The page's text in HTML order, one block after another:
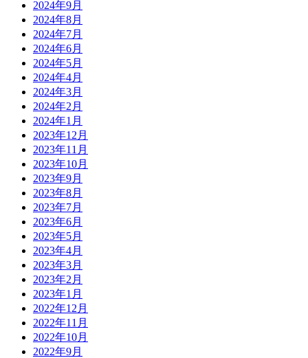
2024年9月
2024年8月
2024年7月
2024年6月
2024年5月
2024年4月
2024年3月
2024年2月
2024年1月
2023年12月
2023年11月
2023年10月
2023年9月
2023年8月
2023年7月
2023年6月
2023年5月
2023年4月
2023年3月
2023年2月
2023年1月
2022年12月
2022年11月
2022年10月
2022年9月